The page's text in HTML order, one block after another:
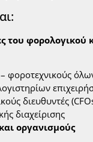
του φορολογικού
– φοροτεχνικούς
διευθυντές
διαχείρισης
οργανισμούς